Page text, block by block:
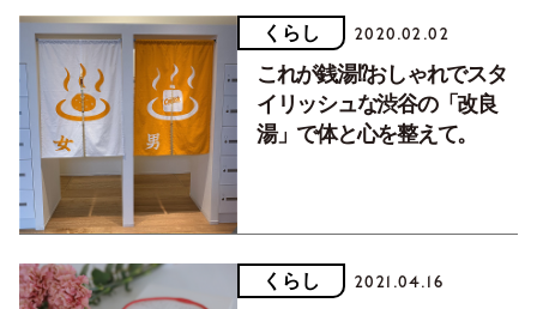
くらし 2020.02.02
これが銭湯⁉おしゃれでスタ
イリッシュな渋谷の「改良
湯」で体と心を整えて。
くらし 2021.04.16